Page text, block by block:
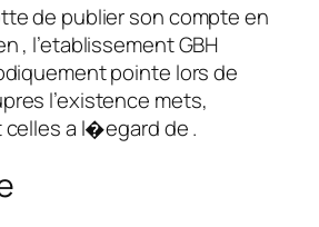
de publier son compte en
, l’etablissement GBH
pointe lors de
l’existence mets,
a l�egard de .